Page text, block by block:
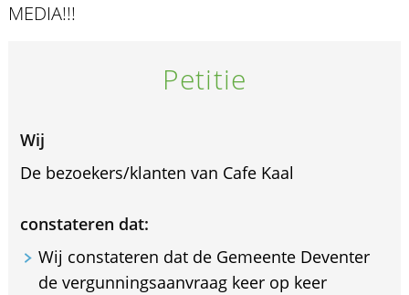
MEDIA!!!
Petitie
Wij
De bezoekers/klanten van Cafe Kaal
constateren dat:
Wij constateren dat de Gemeente Deventer
de vergunningsaanvraag keer op keer